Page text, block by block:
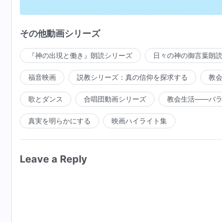
御言葉を実践し、現実に入り
裁きと清めを受け
新たな人間らしく生きる
全能神はサタンの堕落から我らを救ってくれた
我らは今本当に変わった
全能神にすべての栄光あれ
その他動画シリーズ
『神の出現と働き』朗読シリーズ 日々の神の御言葉朗
福音映画 説教シリーズ：真の信仰を探求する 教
歌とダンス 合唱団動画シリーズ 教会生活――バラ
真実を明らかにする 映画ハイライト集
Leave a Reply